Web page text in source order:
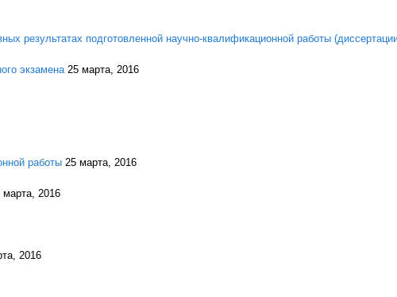
результатах подготовленной научно-квалификационной работы
экзамена 25 марта, 2016
работы 25 марта, 2016
марта, 2016
2016